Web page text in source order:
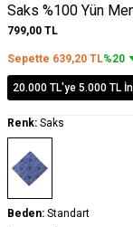
Saks %100 Yün
799,00 TL
Sepette 639,20 TL%20
20.000 TL'ye 5.000 TL
Renk: Saks
Beden: Standart